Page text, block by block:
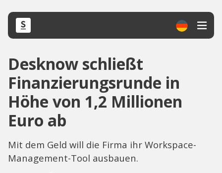
​​Desknow schließt
Finanzierungsrunde in
Höhe von 1,2 Millionen
Euro ab
Mit dem Geld will die Firma ihr Workspace-
Management-Tool ausbauen.